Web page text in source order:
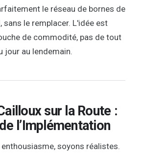
le réseau de bornes de
sans le remplacer. L'idée est
de commodité, pas de tout
jour au lendemain.
sur la Route :
l’Implémentation
soyons réalistes.